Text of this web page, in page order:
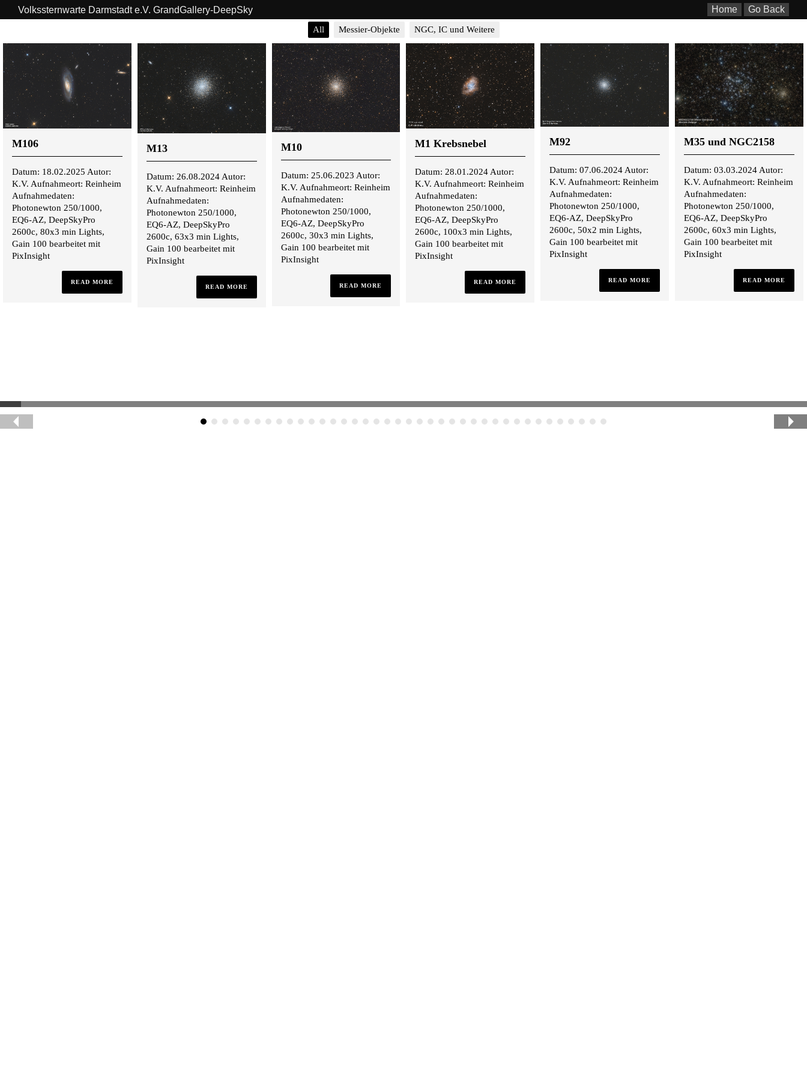
Home Go Back
Volkssternwarte Darmstadt e.V. GrandGallery-DeepSky
All Messier-Objekte NGC, IC und Weitere
M106
Datum: 18.02.2025 Autor:
K.V. Aufnahmeort: Reinheim
Aufnahmedaten:
Photonewton 250/1000,
EQ6-AZ, DeepSkyPro
2600c, 80x3 min Lights,
Gain 100 bearbeitet mit
PixInsight
READ MORE
M13
Datum: 26.08.2024 Autor:
K.V. Aufnahmeort: Reinheim
Aufnahmedaten:
Photonewton 250/1000,
EQ6-AZ, DeepSkyPro
2600c, 63x3 min Lights,
Gain 100 bearbeitet mit
PixInsight
READ MORE
M10
Datum: 25.06.2023 Autor:
K.V. Aufnahmeort: Reinheim
Aufnahmedaten:
Photonewton 250/1000,
EQ6-AZ, DeepSkyPro
2600c, 30x3 min Lights,
Gain 100 bearbeitet mit
PixInsight
READ MORE
M1 Krebsnebel
Datum: 28.01.2024 Autor:
K.V. Aufnahmeort: Reinheim
Aufnahmedaten:
Photonewton 250/1000,
EQ6-AZ, DeepSkyPro
2600c, 100x3 min Lights,
Gain 100 bearbeitet mit
PixInsight
READ MORE
M92
Datum: 07.06.2024 Autor:
K.V. Aufnahmeort: Reinheim
Aufnahmedaten:
Photonewton 250/1000,
EQ6-AZ, DeepSkyPro
2600c, 50x2 min Lights,
Gain 100 bearbeitet mit
PixInsight
READ MORE
M35 und NGC2158
Datum: 03.03.2024 Autor:
K.V. Aufnahmeort: Reinheim
Aufnahmedaten:
Photonewton 250/1000,
EQ6-AZ, DeepSkyPro
2600c, 60x3 min Lights,
Gain 100 bearbeitet mit
PixInsight
READ MORE